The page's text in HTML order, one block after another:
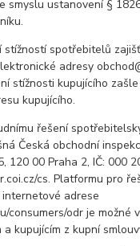
smyslu ustanovení §
spotřebitelů
adresy
stížnosti kupujícího
kupujícího.
řešení
Česká obchodní
120 00 Praha 2, IČ: 000
cs. Platformu pro
adrese
consumers/odr je možné
kupujícím z kupní